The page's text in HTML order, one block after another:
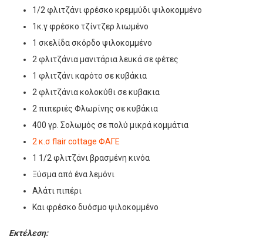
1/2 φλιτζάνι φρέσκο κρεμμύδι ψιλοκομμένο
1κ.γ φρέσκο τζίντζερ λιωμένο
1 σκελίδα σκόρδο ψιλοκομμένο
2 φλιτζάνια μανιτάρια λευκά σε φέτες
1 φλιτζάνι καρότο σε κυβάκια
2 φλιτζάνια κολοκύθι σε κυβακια
2 πιπεριές Φλωρίνης σε κυβάκια
400 γρ. Σολωμός σε πολύ μικρά κομμάτια
2 κ.σ flair cottage ΦΑΓΕ
1 1/2 φλιτζάνι βρασμένη κινόα
Ξύσμα από ένα λεμόνι
Αλάτι πιπέρι
Και φρέσκο δυόσμο ψιλοκομμένο
Εκτέλεση: